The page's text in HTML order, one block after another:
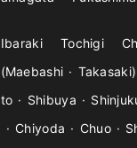
Ibaraki Tochigi
Maebashi
Takasaki
to
Shibuya
Chiyoda
Chuo